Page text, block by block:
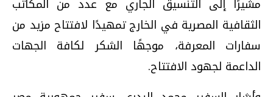
الثقافية المصرية في الخارج تمهيدًا لافتتاح مزيد من
سفارات المعرفة، موجهًا الشكر لكافة الجهات
الداعمة لجهود الافتتاح.